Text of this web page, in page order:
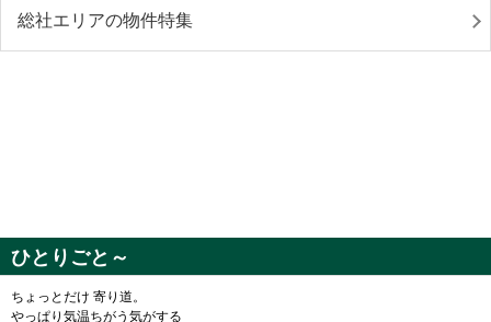
総社エリアの物件特集
ひとりごと～